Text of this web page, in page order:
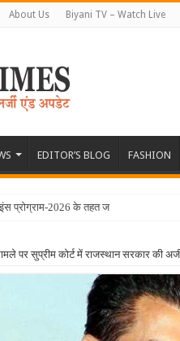
About Us Biyani TV – Watch Live
EDITOR’S BLOG FASHION
प्रोग्राम-2026 के तहत जापान रवाना हुई बियानी
पर सुप्रीम कोर्ट में राजस्थान सरकार की